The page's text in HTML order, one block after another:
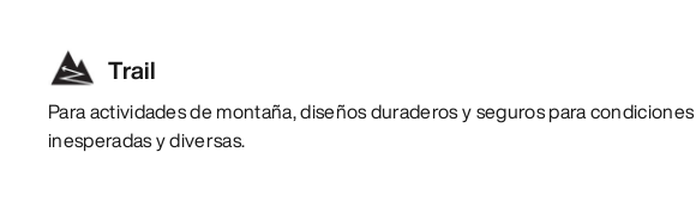
Trail
Para actividades de montaña, diseños duraderos y seguros para condiciones
inesperadas y diversas.